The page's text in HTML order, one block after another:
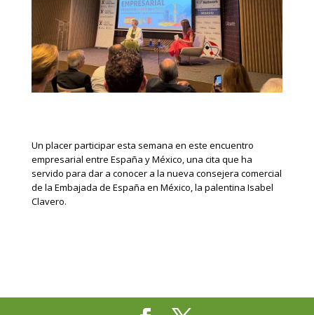
Un placer participar esta semana en este encuentro
empresarial entre España y México, una cita que ha
servido para dar a conocer a la nueva consejera comercial
de la Embajada de España en México, la palentina Isabel
Clavero.